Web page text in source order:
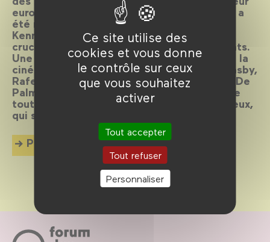
Ce site utilise des
cookies et vous donne
le contrôle sur ceux
que vous souhaitez
activer
Tout accepter
Tout refuser
Personnaliser
européen. Une génération dont la jeunesse a
été marquée, du Vietnam au Watergate, de
Kennedy à Luther King, par une Amérique
crucifiée sur l’autel de ses rêves conquérants.
Une génération qui forme les classiques de la
cinéphilie moderne : Scorsese, Coppola, Hasby,
Rafelson, Nichols, Altman, Cimino, Pollack, De
Palma, Bogdanovich, Lucas… Et au milieu de
tout ça, Paul Schrader. Le meilleur d’entre eux,
qui sait ? Le plus méconnu, assurément.
Plus d'info